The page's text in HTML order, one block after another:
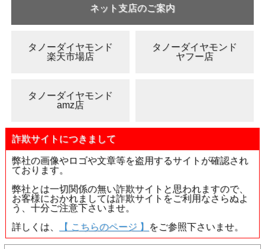
蛍光性(フローレッセンス)の面白いダイヤを見る
●カラーは「ファンシー・ライト・イエロー」。くっきりと
●クラリティはI-1です。
ジュエリー加工を全て見る
・お客様オーダー実例集
● キーワードから見てみる
・イエローダイヤモンド(販売中)
・イエローダイヤ(販売済み)
・ ルース(裸石)
・カラーダイヤの詳しい説明
ネット支店のご案内
タノーダイヤモンド
楽天市場店
タノーダイヤモンド
ヤフー店
タノーダイヤモンド
amz店
詐欺サイトにつきまして
弊社の画像やロゴや文章等を盗用するサイトが確認され
ております。
弊社とは一切関係の無い詐欺サイトと思われますので、
お客様におかれましては詐欺サイトをご利用なさらぬよ
う、十分ご注意下さいませ。
詳しくは、
【 こちらのページ 】 をご参照下さいませ。